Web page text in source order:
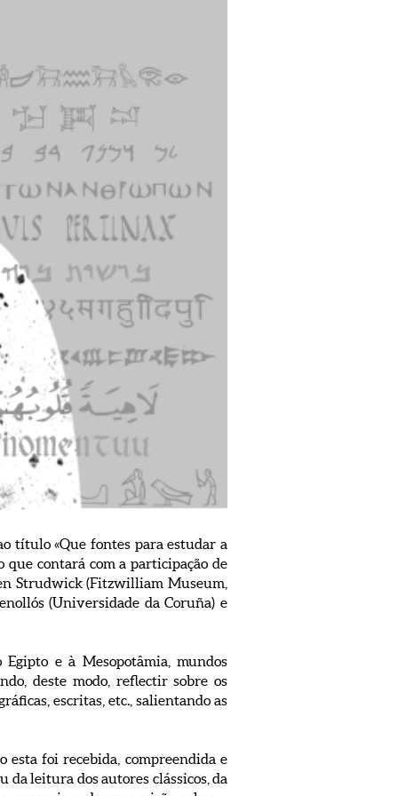
título «Que fontes para estudar a
contará com a participação de
Strudwick (Fitzwilliam Museum,
(Universidade da Coruña) e
e à Mesopotâmia, mundos
deste modo, reflectir sobre os
escritas, etc., salientando as
esta foi recebida, compreendida e
leitura dos autores clássicos, da